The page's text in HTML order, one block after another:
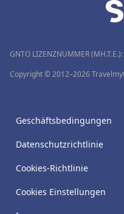
GNTO LIZENZNUMMER
Copyright © 2012–2026
Geschäftsbedingungen
Datenschutzrichtlinie
Cookies-Richtlinie
Cookies Einstellungen